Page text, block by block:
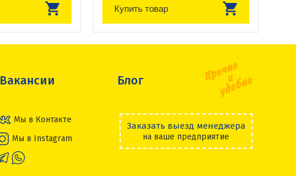
Купить товар
Вакансии Блог
Мы в Контакте
Мы в Instagram
Заказать выезд менеджера
на ваше предприятие